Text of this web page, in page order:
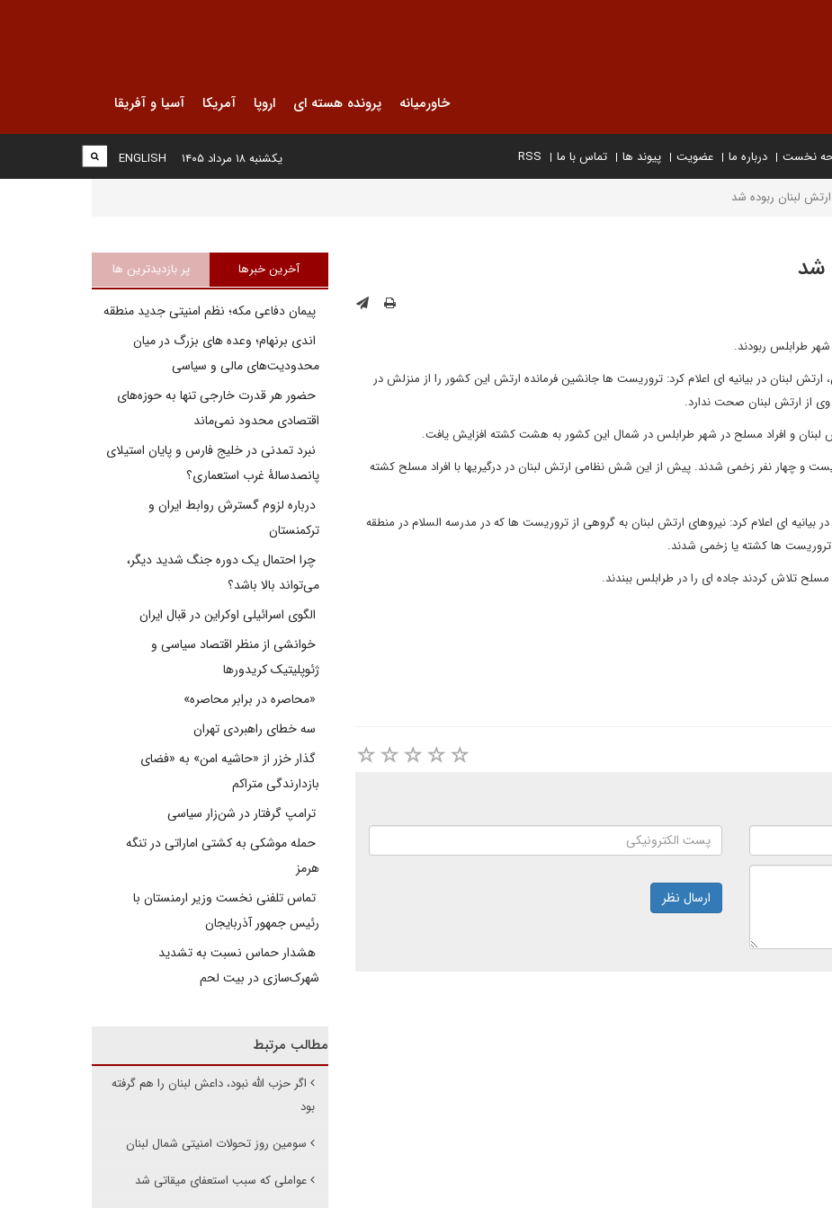
خاورمیانه پرونده هسته ای اروپا آمریکا آسیا و آفریقا
نخست درباره ما عضویت پیوند ها تماس با ما RSS
ENGLISH یکشنبه ۱۸ مرداد ۱۴۰۵
لبنان ربوده شد
شد
طرابلس ربودند.
ارتش لبنان در بیانیه ای اعلام کرد: تروریست ها جانشین فرمانده ارتش این کشور را از منزلش در
وی از ارتش لبنان صحت ندارد.
لبنان و افراد مسلح در شهر طرابلس در شمال این کشور به هشت کشته افزایش یافت.
و چهار نفر زخمی شدند. پیش از این شش نظامی ارتش لبنان در درگیریها با افراد مسلح کشته
بیانیه ای اعلام کرد: نیروهای ارتش لبنان به گروهی از تروریست ها که در مدرسه السلام در منطقه
تروریست ها کشته یا زخمی شدند.
مسلح تلاش کردند جاده ای را در طرابلس ببندند.
ارسال نظر
آخرین خبرها پر بازدیدترین ها
پیمان دفاعی مکه؛ نظم امنیتی جدید منطقه
اندی برنهام؛ وعده های بزرگ در میان
محدودیت‌های مالی و سیاسی
حضور هر قدرت خارجی تنها به حوزه‌های
اقتصادی محدود نمی‌ماند
نبرد تمدنی در خلیج فارس و پایان استیلای
پانصدسالۀ غرب استعماری؟
درباره لزوم گسترش روابط ایران و
ترکمنستان
چرا احتمال یک دوره جنگ شدید دیگر،
می‌تواند بالا باشد؟
الگوی اسرائیلی اوکراین در قبال ایران
خوانشی از منظر اقتصاد سیاسی و
ژئوپلیتیک کریدورها
«محاصره در برابر محاصره»
سه خطای راهبردی تهران
گذار خزر از «حاشیه امن» به «فضای
بازدارندگی متراکم
ترامپ گرفتار در شن‌زار سیاسی
حمله موشکی به کشتی اماراتی در تنگه
هرمز
تماس تلفنی نخست وزیر ارمنستان با
رئیس جمهور آذربایجان
هشدار حماس نسبت به تشدید
شهرک‌سازی در بیت‌ لحم
مطالب مرتبط
اگر حزب الله نبود، داعش لبنان را هم گرفته
بود
سومین روز تحولات امنیتی شمال لبنان
عواملی که سبب استعفای میقاتی شد